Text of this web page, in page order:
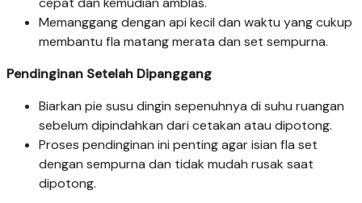
Memanggang dengan api kecil dan waktu yang cukup
membantu fla matang merata dan set sempurna.
Pendinginan Setelah Dipanggang
Biarkan pie susu dingin sepenuhnya di suhu ruangan
sebelum dipindahkan dari cetakan atau dipotong.
Proses pendinginan ini penting agar isian fla set
dengan sempurna dan tidak mudah rusak saat
dipotong.